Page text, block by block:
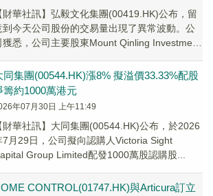
財華社訊】弘毅文化集團(00419.HK)公布，留
到今天公司股份的交易量出現了異常波動。公
獲悉，公司主要股東Mount Qinling Investment
同集團(00544.HK)漲8% 擬溢價33.33%配股
籌約1000萬港元
年07月30日 上午11:49
財華社訊】大同集團(00544.HK)公布，於2026
7月29日，公司擬向認購人Victoria Sight
Group Limited配發1000萬股認購股...
CONTROL(01747.HK)與Articura訂立